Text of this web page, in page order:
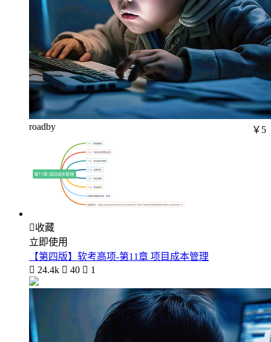
roadby ￥5
收藏
立即使用
【第四版】软考高项-第11章 项目成本管理
 24.4k  40  1